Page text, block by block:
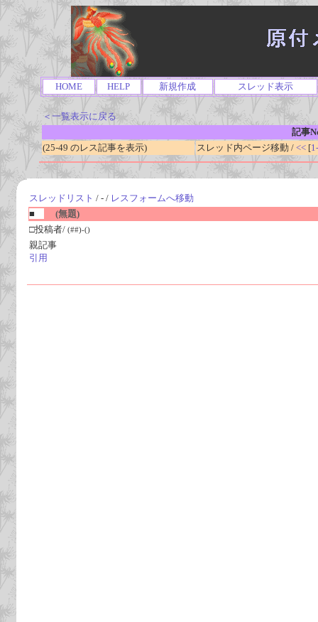
HOME HELP 新規作成 スレッド表示
＜一覧表示に戻る
記事
(25-49 のレス記事を表示)
スレッド内ページ移動 / <<[
スレッドリスト / - / レスフォームへ移動
■
(無題)
□投稿者/ (##)-()
親記事
引用